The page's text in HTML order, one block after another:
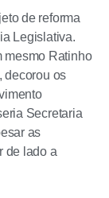
de reforma
Legislativa.
mesmo Ratinho
decorou os
Secretaria
as
de lado a